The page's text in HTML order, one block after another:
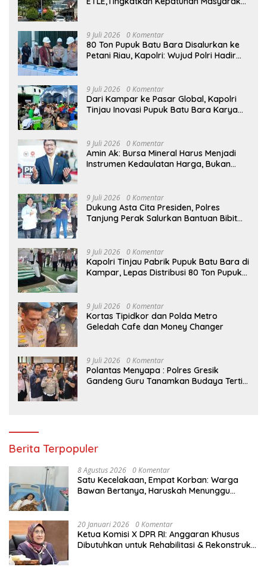
9 Juli 2026 0 Komentar
80 Ton Pupuk Batu Bara Disalurkan ke
Petani Riau, Kapolri: Wujud Polri Hadir
9 Juli 2026 0 Komentar
Dari Kampar ke Pasar Global, Kapolri
Tinjau Inovasi Pupuk Batu Bara Karya
9 Juli 2026 0 Komentar
Amin Ak: Bursa Mineral Harus Menjadi
Instrumen Kedaulatan Harga, Bukan
9 Juli 2026 0 Komentar
Dukung Asta Cita Presiden, Polres
Tanjung Perak Salurkan Bantuan Bibit
9 Juli 2026 0 Komentar
Kapolri Tinjau Pabrik Pupuk Batu Bara di
Kampar, Lepas Distribusi 80 Ton Pupuk
9 Juli 2026 0 Komentar
Kortas Tipidkor dan Polda Metro
Geledah Cafe dan Money Changer
9 Juli 2026 0 Komentar
Polantas Menyapa : Polres Gresik
Gandeng Guru Tanamkan Budaya Tertib
Berita Terpopuler
8 Agustus 2026 0 Komentar
Satu Kecelakaan, Empat Korban: Warga
Bawan Bertanya, Haruskah Menunggu
20 Januari 2026 0 Komentar
Ketua Komisi X DPR RI: Anggaran Khusus
Dibutuhkan untuk Rehabilitasi & Rekonstruksi